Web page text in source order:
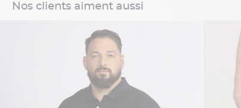
Nos clients aiment aussi